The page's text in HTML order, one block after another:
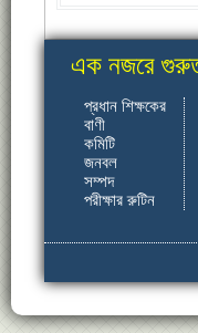
এক নজরে
প্রধান শিক্ষকের
বাণী
কমিটি
জনবল
সম্পদ
পরীক্ষার রুটিন